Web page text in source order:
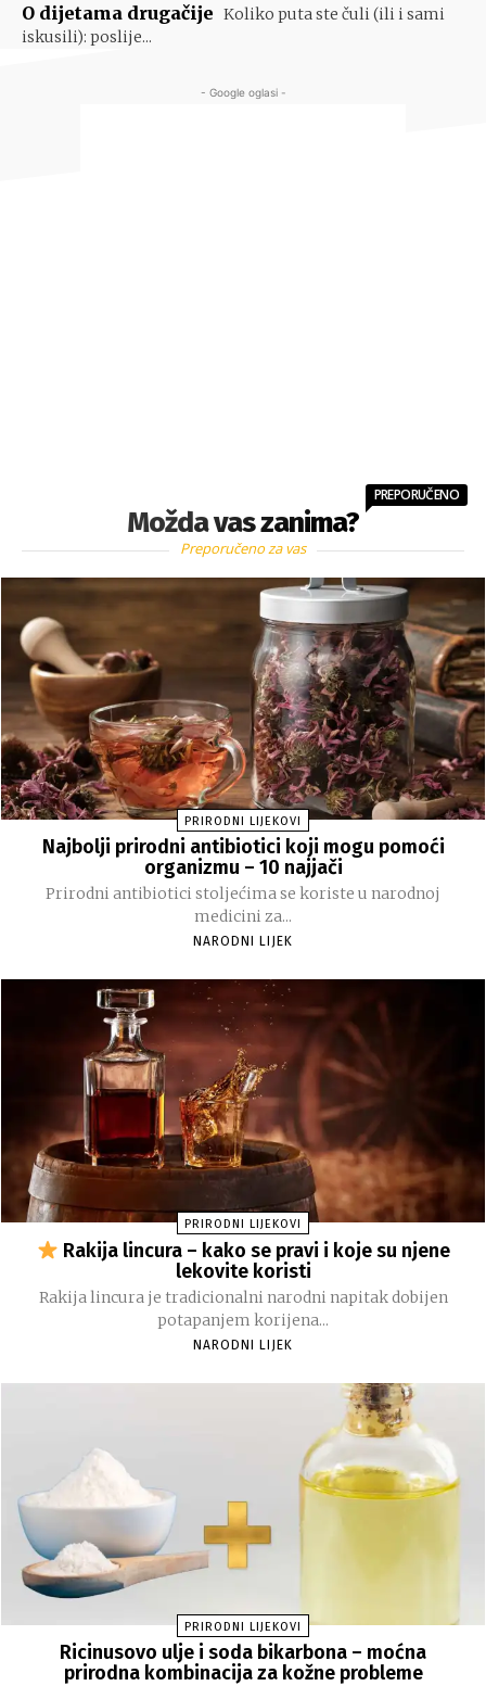
O dijetama drugačije Koliko puta ste čuli (ili i sami
iskusili): poslije...
- Google oglasi -
Možda vas zanima?
PREPORUČENO
Preporučeno za vas
PRIRODNI LIJEKOVI
Najbolji prirodni antibiotici koji mogu pomoći
organizmu – 10 najjači
Prirodni antibiotici stoljećima se koriste u narodnoj
medicini za...
NARODNI LIJEK
PRIRODNI LIJEKOVI
Rakija lincura – kako se pravi i koje su njene
lekovite koristi
Rakija lincura je tradicionalni narodni napitak dobijen
potapanjem korijena...
NARODNI LIJEK
PRIRODNI LIJEKOVI
Ricinusovo ulje i soda bikarbona – moćna
prirodna kombinacija za kožne probleme